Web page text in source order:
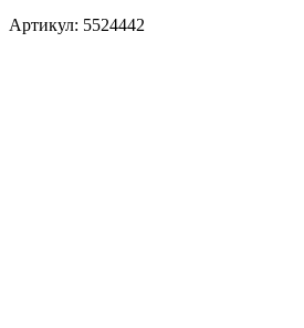
Артикул: 5524442